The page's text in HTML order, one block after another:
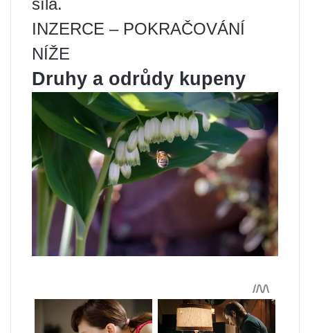
INZERCE – POKRAČOVÁNÍ
NÍŽE
Druhy a odrůdy kupeny